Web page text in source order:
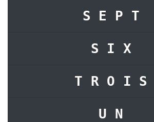
SEPT
SIX
TROIS
UN